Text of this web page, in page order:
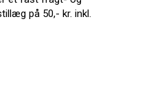
på 50,- kr. inkl.